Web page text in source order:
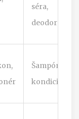
séra,
deodoranty
Šampóny,
kondicionéry